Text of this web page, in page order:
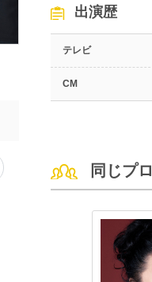
出演歴
テレビ
CM
同じプ